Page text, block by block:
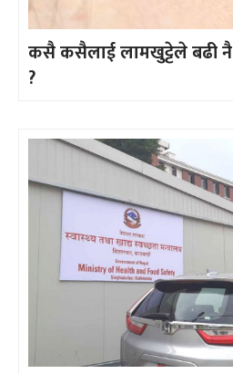
कसै कसैलाई लामखुट्टेले बढी
?